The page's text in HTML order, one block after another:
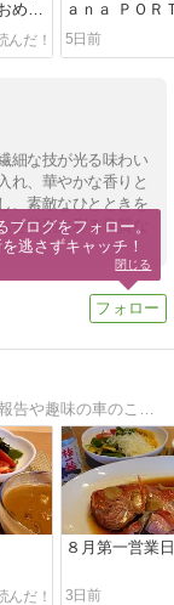
めで
ａｎａ ＰＯＲ
ァ ナポレター
＠古川橋。シ
5日前
細な技が光る味わい
れ、華やかな香りと
、素敵なひとときを
特別に彩る良質な
地酒屋 梅一輪のヘベレケ営業日記営業活動報告や趣味の車のこと。いや、飲んだくれ日記かな？
８月第一営業日
3日前
ブログをフォロー。
逃さずキャッチ！
閉じる